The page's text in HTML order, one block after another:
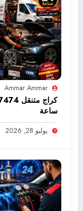
Ammar Ammar
ساعة
يوليو 28, 2026